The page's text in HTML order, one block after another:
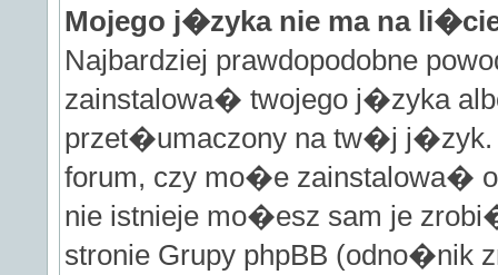
Mojego j�zyka nie ma na
Najbardziej prawdopodobne
zainstalowa� twojego j�zyka
przet�umaczony na tw�j
forum, czy mo�e zainstalowa�
nie istnieje mo�esz sam je
stronie Grupy phpBB (odno�nik